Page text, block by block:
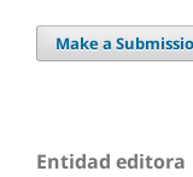
Make a
Entidad editora